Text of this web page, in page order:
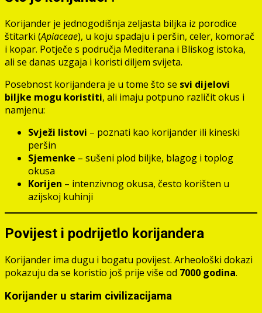
Korijander je jednogodišnja zeljasta biljka iz porodice
štitarki (Apiaceae), u koju spadaju i peršin, celer, komorač
i kopar. Potječe s područja Mediterana i Bliskog istoka,
ali se danas uzgaja i koristi diljem svijeta.
Posebnost korijandera je u tome što se svi dijelovi
biljke mogu koristiti, ali imaju potpuno različit okus i
namjenu:
Svježi listovi – poznati kao korijander ili kineski
peršin
Sjemenke – sušeni plod biljke, blagog i toplog
okusa
Korijen – intenzivnog okusa, često korišten u
azijskoj kuhinji
Povijest i podrijetlo korijandera
Korijander ima dugu i bogatu povijest. Arheološki dokazi
pokazuju da se koristio još prije više od 7000 godina.
Korijander u starim civilizacijama